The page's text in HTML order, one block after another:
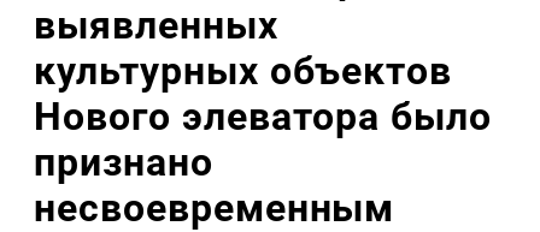
выявленных
культурных объектов
Нового элеватора было
признано
несвоевременным